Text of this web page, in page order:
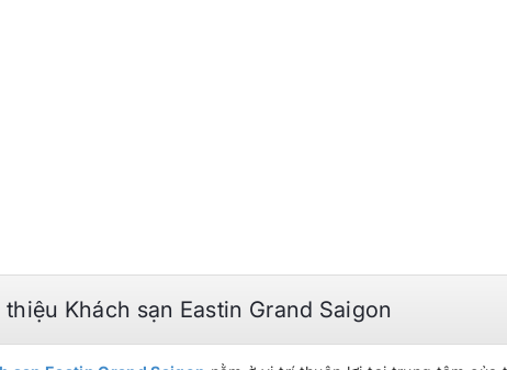
thiệu Khách sạn Eastin Grand Saigon